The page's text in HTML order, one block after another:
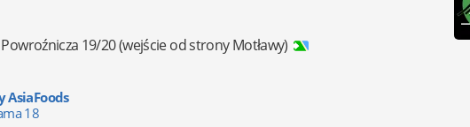
Powroźnicza 19/20(wejście od strony Motławy)
AsiaFoods
18